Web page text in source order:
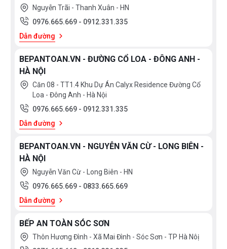
Nguyễn Trãi - Thanh Xuân - HN
0976.665.669 - 0912.331.335
Dẫn đường
BEPANTOAN.VN - ĐƯỜNG CỔ LOA - ĐÔNG ANH -
HÀ NỘI
Căn 08 - TT1.4 Khu Dự Án Calyx Residence Đường Cổ
Loa - Đông Anh - Hà Nội
0976.665.669 - 0912.331.335
Dẫn đường
BEPANTOAN.VN - NGUYỄN VĂN CỪ - LONG BIÊN -
HÀ NỘI
Nguyễn Văn Cừ - Long Biên - HN
0976.665.669 - 0833.665.669
Dẫn đường
BẾP AN TOÀN SÓC SƠN
Thôn Hương Đình - Xã Mai Đình - Sóc Sơn - TP Hà Nôị